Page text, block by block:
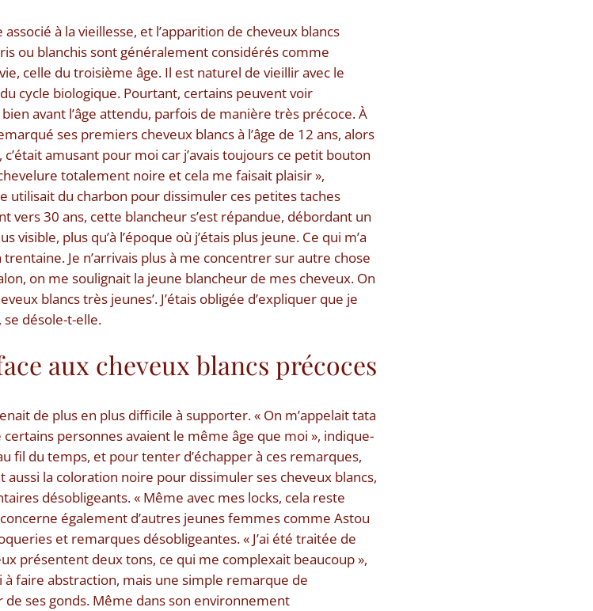
à la vieillesse, et l’apparition de cheveux blancs
ou blanchis sont généralement considérés comme
celle du troisième âge. Il est naturel de vieillir avec le
cycle biologique. Pourtant, certains peuvent voir
avant l’âge attendu, parfois de manière très précoce. À
ses premiers cheveux blancs à l’âge de 12 ans, alors
amusant pour moi car j’avais toujours ce petit bouton
totalement noire et cela me faisait plaisir »,
utilisait du charbon pour dissimuler ces petites taches
vers 30 ans, cette blancheur s’est répandue, débordant un
plus qu’à l’époque où j’étais plus jeune. Ce qui m’a
Je n’arrivais plus à me concentrer sur autre chose
on me soulignait la jeune blancheur de mes cheveux. On
blancs très jeunes’. J’étais obligée d’expliquer que je
se désole-t-elle.
aux cheveux blancs précoces
de plus en plus difficile à supporter. « On m’appelait tata
certains personnes avaient le même âge que moi », indique-
fil du temps, et pour tenter d’échapper à ces remarques,
aussi la coloration noire pour dissimuler ses cheveux blancs,
désobligeants. « Même avec mes locks, cela reste
également d’autres jeunes femmes comme Astou
et remarques désobligeantes. « J’ai été traitée de
présentent deux tons, ce qui me complexait beaucoup »,
faire abstraction, mais une simple remarque de
ses gonds. Même dans son environnement